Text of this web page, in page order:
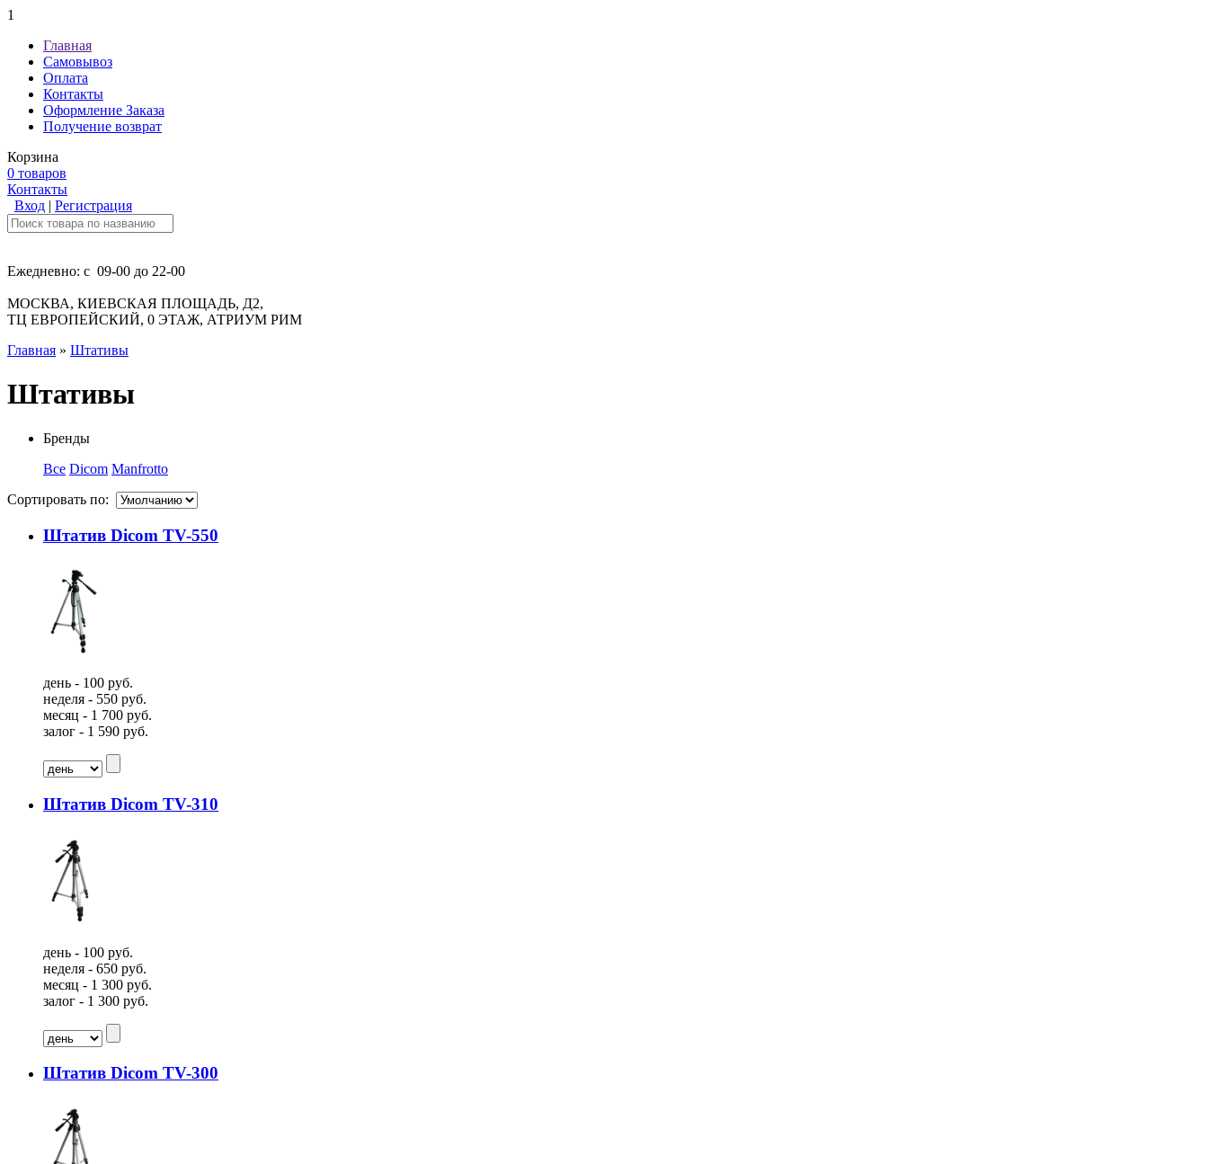
1
Главная
Самовывоз
Оплата
Контакты
Оформление Заказа
Получение возврат
Корзина
0 товаров
Контакты
Вход | Регистрация
Ежедневно: с 09-00 до 22-00
МОСКВА, КИЕВСКАЯ ПЛОЩАДЬ, Д2,
ТЦ ЕВРОПЕЙСКИЙ, 0 ЭТАЖ, АТРИУМ РИМ
Главная » Штативы
Штативы
Бренды
Все Dicom Manfrotto
Сортировать по:
Штатив Dicom TV-550
день - 100 руб.
неделя - 550 руб.
месяц - 1 700 руб.
залог - 1 590 руб.
Штатив Dicom TV-310
день - 100 руб.
неделя - 650 руб.
месяц - 1 300 руб.
залог - 1 300 руб.
Штатив Dicom TV-300